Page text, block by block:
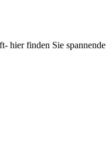
hier finden Sie spannende